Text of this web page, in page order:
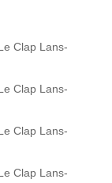
Clap Lans-
Clap Lans-
Clap Lans-
Clap Lans-